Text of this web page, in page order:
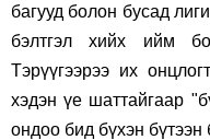
багууд болон бусад
бэлтгэл хийх ийм
Тэрүүгээрээ их
хэдэн үе шаттайгаар
ондоо бид бүхэн